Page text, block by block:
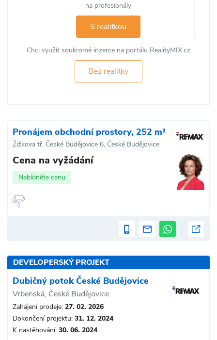
na profesionály
S realitkou
Chci využít soukromé inzerce na portálu RealityMIX.cz
Bez realitky
Pronájem obchodní prostory, 252 m²
Žižkova tř, České Budějovice 6, České Budějovice
Cena na vyžádání
Nabídněte cenu
DEVELOPERSKÝ PROJEKT
Dubičný potok České Budějovice
Vrbenská, České Budějovice
Zahájení prodeje: 27. 02. 2026
Dokončení projektu: 31. 12. 2024
K nastěhování: 30. 06. 2024